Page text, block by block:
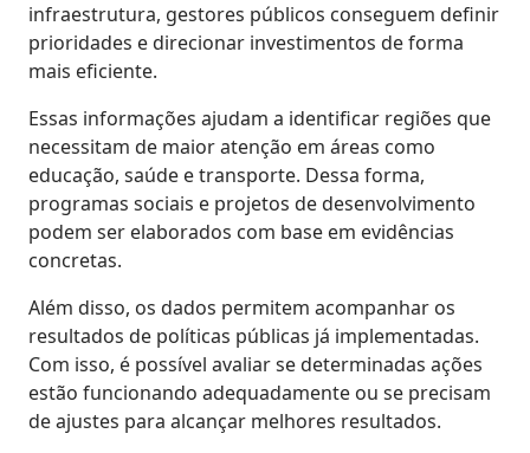
infraestrutura, gestores públicos conseguem definir
prioridades e direcionar investimentos de forma
mais eficiente.
Essas informações ajudam a identificar regiões que
necessitam de maior atenção em áreas como
educação, saúde e transporte. Dessa forma,
programas sociais e projetos de desenvolvimento
podem ser elaborados com base em evidências
concretas.
Além disso, os dados permitem acompanhar os
resultados de políticas públicas já implementadas.
Com isso, é possível avaliar se determinadas ações
estão funcionando adequadamente ou se precisam
de ajustes para alcançar melhores resultados.